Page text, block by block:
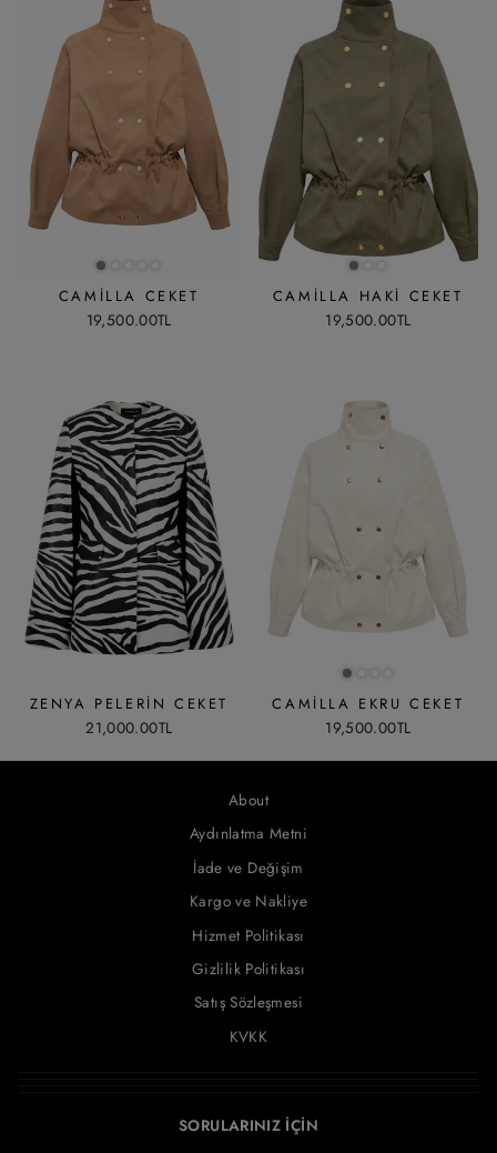
CAMILLA CEKET
19,500.00TL
CAMILLA HAKI CEKET
19,500.00TL
ZENYA PELERIN CEKET
21,000.00TL
CAMILLA EKRU CEKET
19,500.00TL
About
Aydınlatma Metni
İade ve Değişim
Kargo ve Nakliye
Hizmet Politikası
Gizlilik Politikası
Satış Sözleşmesi
KVKK
SORULARINIZ İÇİN